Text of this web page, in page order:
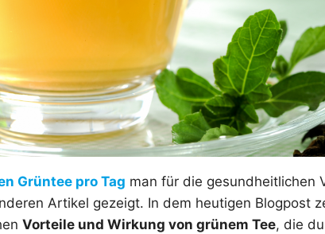
Grüntee pro Tag man für die gesundheitlichen
Artikel gezeigt. In dem heutigen Blogpost
Vorteile und Wirkung von grünem Tee, die